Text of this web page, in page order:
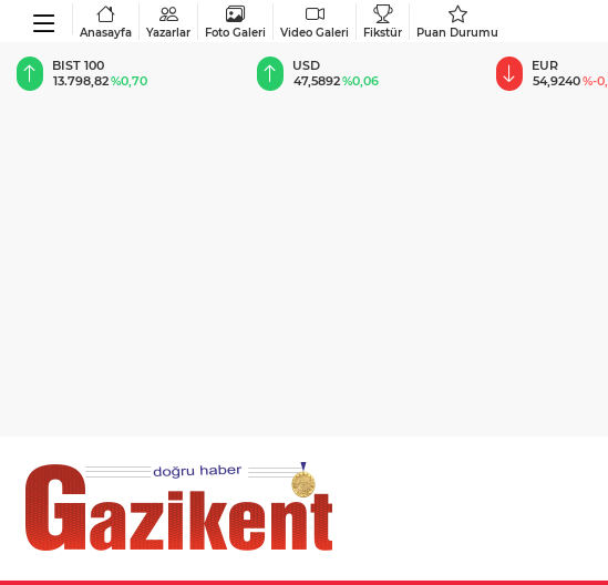
Anasayfa Yazarlar Foto Galeri Video Galeri Fikstür Puan Durumu
BIST 100
13.798,82%0,70
USD
47,5892%0,06
EUR
54,9240%-